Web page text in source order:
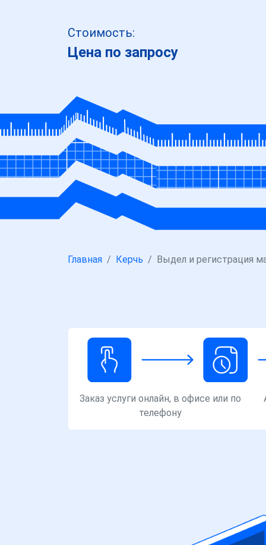
Стоимость:
Цена по запросу
Главная Керчь Выдел и регистрация
Заказ услуги онлайн, в офисе или по
телефону